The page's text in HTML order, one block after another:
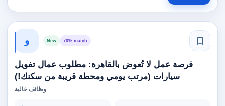
و New 70% match
فرصة عمل لا تُعوض بالقاهرة: مطلوب عمال تفويل
سيارات (مرتب يومي ومحطة قريبة من سكنك!)
وظائف خالية